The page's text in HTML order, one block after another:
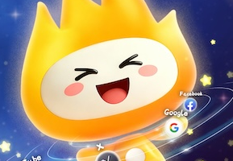
反对[0]
风驰加速器 旋风加速器 八戒看书